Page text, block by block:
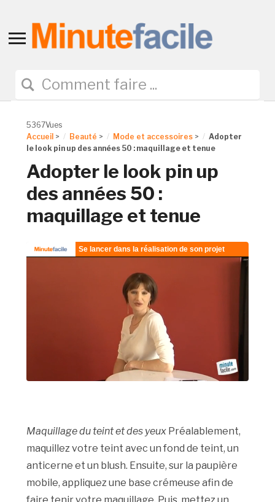
Toggle
navigation
5367Vues
Accueil > Beauté > Mode et accessoires >
Adopter
le look pin up des années 50 : maquillage et tenue
Adopter le look pin up
des années 50 :
maquillage et tenue
Maquillage du teint et des yeux Préalablement,
maquillez votre teint avec un fond de teint, un
anticerne et un blush. Ensuite, sur la paupière
mobile, appliquez une base crémeuse afin de